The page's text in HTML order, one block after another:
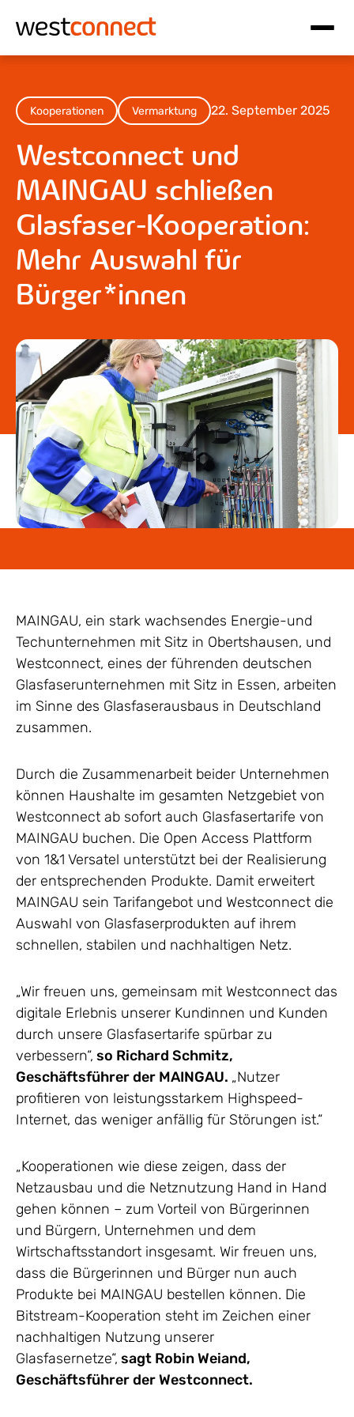
Hauptnavigation
Kooperationen Vermarktung 22. September 2025
Westconnect und
MAINGAU schließen
Glasfaser-Kooperation:
Mehr Auswahl für
Bürger*innen
MAINGAU, ein stark wachsendes Energie-und
Techunternehmen mit Sitz in Obertshausen, und
Westconnect, eines der führenden deutschen
Glasfaserunternehmen mit Sitz in Essen, arbeiten
im Sinne des Glasfaserausbaus in Deutschland
zusammen.
Durch die Zusammenarbeit beider Unternehmen
können Haushalte im gesamten Netzgebiet von
Westconnect ab sofort auch Glasfasertarife von
MAINGAU buchen. Die Open Access Plattform
von 1&1 Versatel unterstützt bei der Realisierung
der entsprechenden Produkte. Damit erweitert
MAINGAU sein Tarifangebot und Westconnect die
Auswahl von Glasfaserprodukten auf ihrem
schnellen, stabilen und nachhaltigen Netz.
„Wir freuen uns, gemeinsam mit Westconnect das
digitale Erlebnis unserer Kundinnen und Kunden
durch unsere Glasfasertarife spürbar zu
verbessern“, so Richard Schmitz,
Geschäftsführer der MAINGAU. „Nutzer
profitieren von leistungsstarkem Highspeed-
Internet, das weniger anfällig für Störungen ist.“
„Kooperationen wie diese zeigen, dass der
Netzausbau und die Netznutzung Hand in Hand
gehen können – zum Vorteil von Bürgerinnen
und Bürgern, Unternehmen und dem
Wirtschaftsstandort insgesamt. Wir freuen uns,
dass die Bürgerinnen und Bürger nun auch
Produkte bei MAINGAU bestellen können. Die
Bitstream-Kooperation steht im Zeichen einer
nachhaltigen Nutzung unserer
Glasfasernetze“, sagt Robin Weiand,
Geschäftsführer der Westconnect.